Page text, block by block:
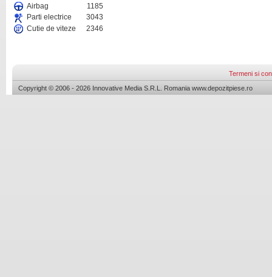
Airbag
1185
Parti electrice
3043
Cutie de viteze
2346
Termeni si
Copyright © 2006 - 2026 Innovative Media S.R.L. Romania www.depozitpiese.ro